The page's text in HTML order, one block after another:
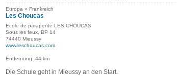
Europa » Frankreich
Les Choucas
Ecole de parapente LES CHOUCAS
Sous les feux, BP 14
74440 Mieussy
www.leschoucas.com
Entfernung: 44 km
Die Schule geht in Mieussy an den Start.